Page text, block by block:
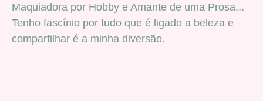
Maquiadora por Hobby e Amante de uma Prosa...
Tenho fascínio por tudo que é ligado a beleza e
compartilhar é a minha diversão.